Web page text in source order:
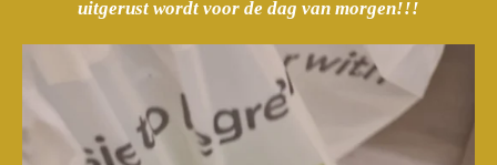
uitgerust wordt voor de dag van morgen!!!